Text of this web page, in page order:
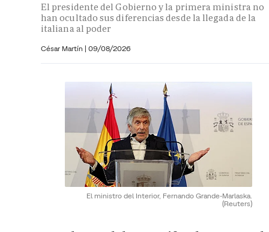
El presidente del Gobierno y la primera ministra no
han ocultado sus diferencias desde la llegada de la
italiana al poder
César Martín | 09/08/2026
El ministro del Interior, Fernando Grande-Marlaska.
(Reuters)